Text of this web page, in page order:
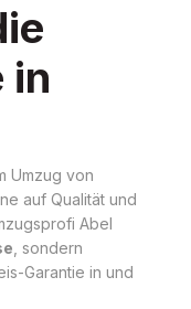
in
Umzug von
auf Qualität und
Abel
, sondern
Garantie in und